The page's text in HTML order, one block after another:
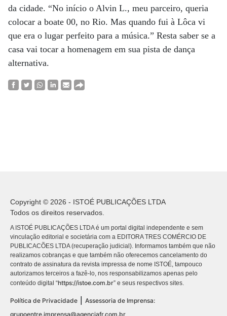
da cidade. “No início o Alvin L., meu parceiro, queria
colocar a boate 00, no Rio. Mas quando fui à Lôca vi
que era o lugar perfeito para a música.” Resta saber se a
casa vai tocar a homenagem em sua pista de dança
alternativa.
Copyright © 2026 - ISTOÉ PUBLICAÇÕES LTDA
Todos os direitos reservados.
A ISTOÉ PUBLICAÇÕES LTDA é um portal digital independente e sem
vinculação editorial e societária com a EDITORA TRES COMÉRCIO DE
PUBLICACÕES LTDA (recuperação judicial). Informamos também que não
realizamos cobranças e que também não oferecemos cancelamento do
contrato de assinatura da revista impressa de nome ISTOÉ, tampouco
autorizamos terceiros a fazê-lo, nos responsabilizamos apenas pelo
conteúdo digital “https://istoe.com.br” e seus respectivos sites.
Política de Privacidade | Assessoria de Imprensa:
grupoentre.imprensa@agenciafr.com.br